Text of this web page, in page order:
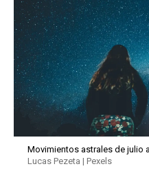
Movimientos astrales de julio
Lucas Pezeta | Pexels